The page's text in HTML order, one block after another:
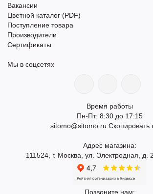
Вакансии
Цветной каталог (PDF)
Поступление товара
Производители
Сертификаты
Мы в соцсетях
Время работы
Пн-Пт: 8:30 до 17:15
sitomo@sitomo.ru Скопировать
Адрес магазина:
111524, г. Москва, ул. Электродная, д.
Позвоните нам: